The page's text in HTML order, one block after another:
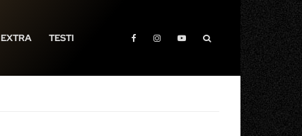
EXTRA TESTI